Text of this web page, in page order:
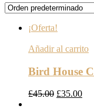
¡Oferta!
Añadir al carrito
Bird House
£45.00 £35.00